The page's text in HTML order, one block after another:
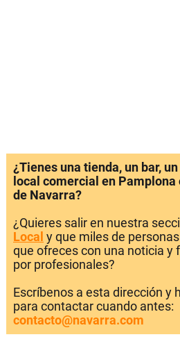
¿Tienes una tienda, un bar,
local comercial en Pamplona
de Navarra?
¿Quieres salir en nuestra
Local y que miles de
que ofreces con una noticia y
por profesionales?
Escríbenos a esta dirección y
para contactar cuando antes:
contacto@navarra.com